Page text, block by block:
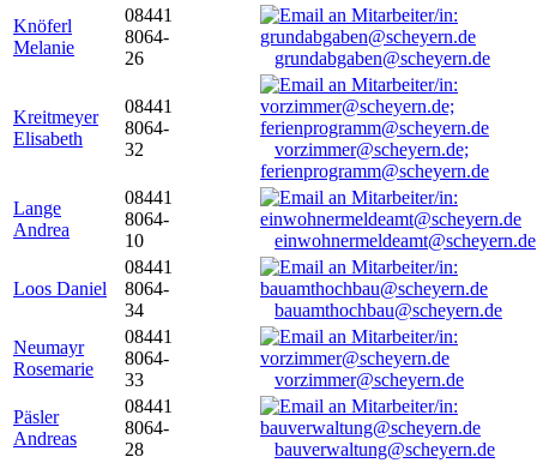
Knöferl
Melanie
08441
8064-
26
grundabgaben@scheyern.de
Kreitmeyer
Elisabeth
08441
8064-
32
vorzimmer@scheyern.de;
ferienprogramm@scheyern.de
Lange
Andrea
08441
8064-
10
einwohnermeldeamt@scheyern.de
Loos Daniel
08441
8064-
34
bauamthochbau@scheyern.de
Neumayr
Rosemarie
08441
8064-
33
vorzimmer@scheyern.de
Päsler
Andreas
08441
8064-
28
bauverwaltung@scheyern.de